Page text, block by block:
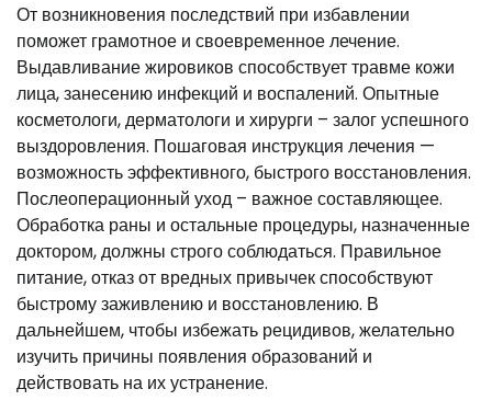
От возникновения последствий при избавлении
поможет грамотное и своевременное лечение.
Выдавливание жировиков способствует травме кожи
лица, занесению инфекций и воспалений. Опытные
косметологи, дерматологи и хирурги – залог успешного
выздоровления. Пошаговая инструкция лечения —
возможность эффективного, быстрого восстановления.
Послеоперационный уход – важное составляющее.
Обработка раны и остальные процедуры, назначенные
доктором, должны строго соблюдаться. Правильное
питание, отказ от вредных привычек способствуют
быстрому заживлению и восстановлению. В
дальнейшем, чтобы избежать рецидивов, желательно
изучить причины появления образований и
действовать на их устранение.